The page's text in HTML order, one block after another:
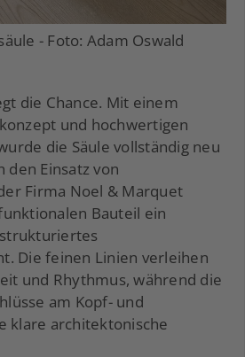
- Foto: Adam Oswald
die Chance. Mit einem
und hochwertigen
die Säule vollständig neu
Einsatz von
Firma Noel & Marquet
Bauteil ein
Die feinen Linien verleihen
und Rhythmus, während die
am Kopf- und
klare architektonische